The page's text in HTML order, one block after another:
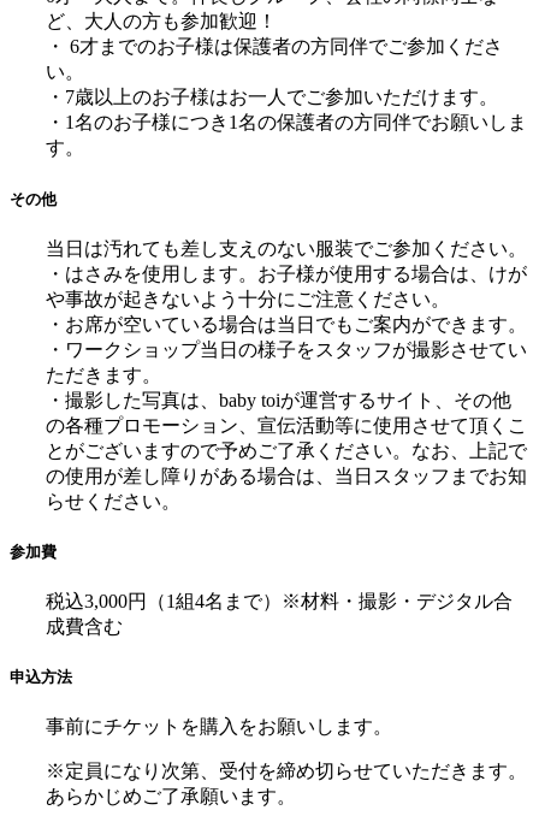
ど、大人の方も参加歓迎！
・ 6才までのお子様は保護者の方同伴でご参加くださ
い。
・7歳以上のお子様はお一人でご参加いただけます。
・1名のお子様につき1名の保護者の方同伴でお願いしま
す。
その他
当日は汚れても差し支えのない服装でご参加ください。
・はさみを使用します。お子様が使用する場合は、けが
や事故が起きないよう十分にご注意ください。
・お席が空いている場合は当日でもご案内ができます。
・ワークショップ当日の様子をスタッフが撮影させてい
ただきます。
・撮影した写真は、baby toiが運営するサイト、その他
の各種プロモーション、宣伝活動等に使用させて頂くこ
とがございますので予めご了承ください。なお、上記で
の使用が差し障りがある場合は、当日スタッフまでお知
らせください。
参加費
税込3,000円（1組4名まで）※材料・撮影・デジタル合
成費含む
申込方法
事前にチケットを購入をお願いします。
※定員になり次第、受付を締め切らせていただきます。
あらかじめご了承願います。